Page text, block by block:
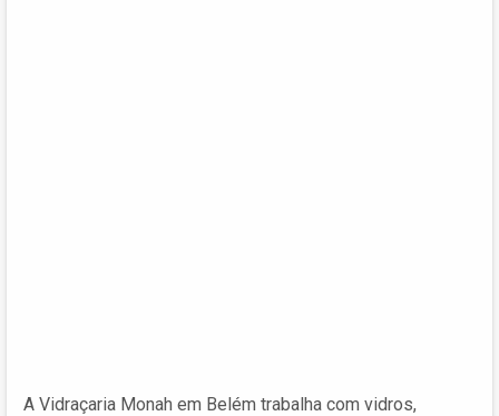
A Vidraçaria Monah em Belém trabalha com vidros,